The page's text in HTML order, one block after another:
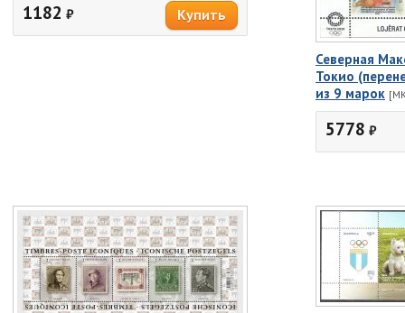
1182 ₽
Северная
Токио
из 9 марок
5778 ₽